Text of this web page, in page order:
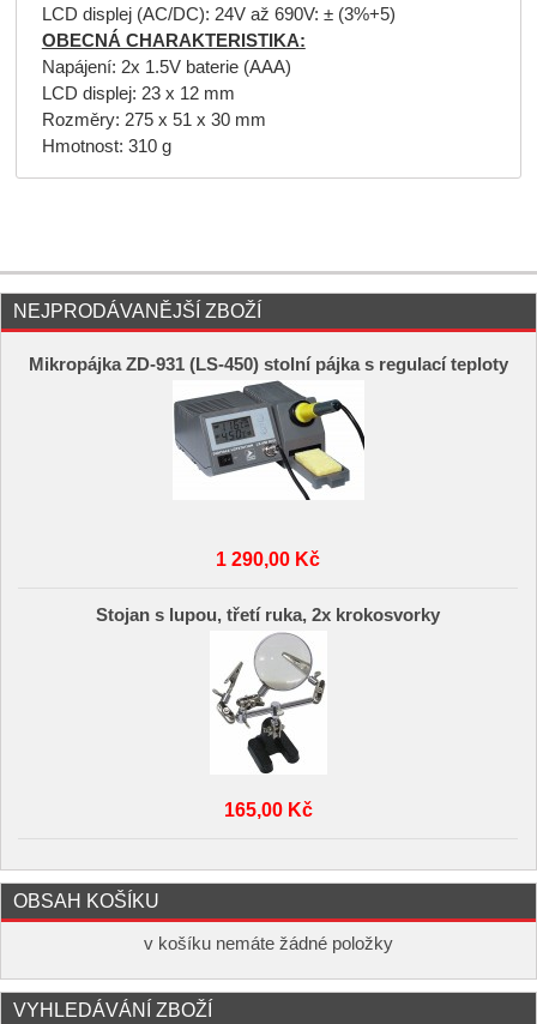
LCD displej (AC/DC): 24V až 690V: ± (3%+5)
OBECNÁ CHARAKTERISTIKA:
Napájení: 2x 1.5V baterie (AAA)
LCD displej: 23 x 12 mm
Rozměry: 275 x 51 x 30 mm
Hmotnost: 310 g
NEJPRODÁVANĚJŠÍ ZBOŽÍ
Mikropájka ZD-931 (LS-450) stolní pájka s regulací teploty
1 290,00 Kč
Stojan s lupou, třetí ruka, 2x krokosvorky
165,00 Kč
OBSAH KOŠÍKU
v košíku nemáte žádné položky
VYHLEDÁVÁNÍ ZBOŽÍ